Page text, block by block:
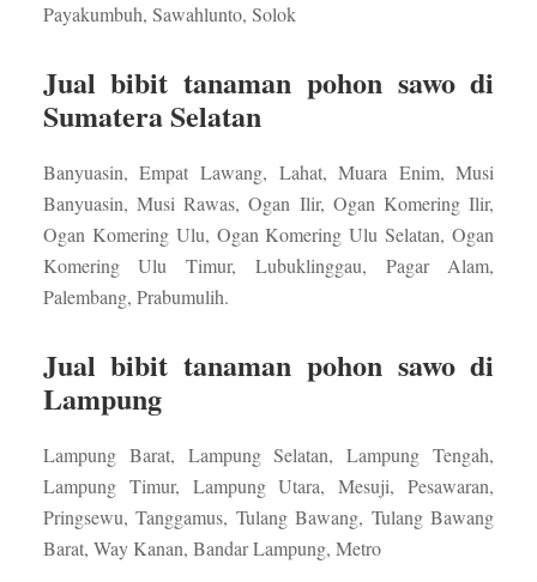
Payakumbuh, Sawahlunto, Solok
Jual bibit tanaman pohon sawo di
Sumatera Selatan
Banyuasin, Empat Lawang, Lahat, Muara Enim, Musi
Banyuasin, Musi Rawas, Ogan Ilir, Ogan Komering Ilir,
Ogan Komering Ulu, Ogan Komering Ulu Selatan, Ogan
Komering Ulu Timur, Lubuklinggau, Pagar Alam,
Palembang, Prabumulih.
Jual bibit tanaman pohon sawo di
Lampung
Lampung Barat, Lampung Selatan, Lampung Tengah,
Lampung Timur, Lampung Utara, Mesuji, Pesawaran,
Pringsewu, Tanggamus, Tulang Bawang, Tulang Bawang
Barat, Way Kanan, Bandar Lampung, Metro